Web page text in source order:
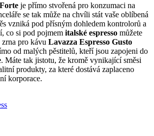
je přímo stvořená pro konzumaci na
se tak může na chvíli stát vaše oblíbená
vzniká pod přísným dohledem kontrolorů a
co si pod pojmem italské espresso můžete
pro kávu Lavazza Espresso Gusto
od malých pěstitelů, kteří jsou zapojeni do
. Máte tak jistotu, že kromě vynikající směsi
produkty, za které dostává zaplaceno
korporace.